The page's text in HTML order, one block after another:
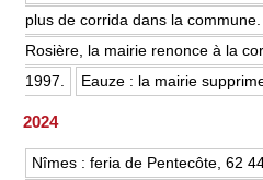
plus de corrida dans la commune.
Rosière, la mairie renonce à la
1997.
Eauze : la mairie
2024
Nîmes : feria de Pentecôte, 62